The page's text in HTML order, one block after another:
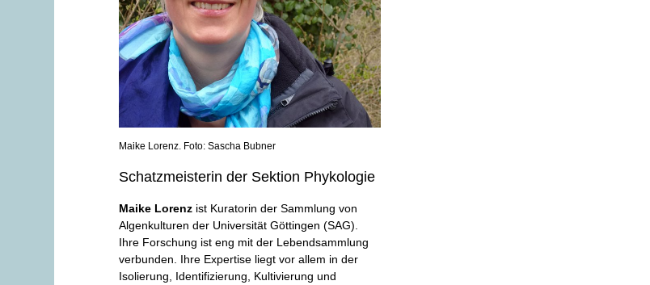
Maike Lorenz. Foto: Sascha Bubner
Schatzmeisterin der Sektion Phykologie
Maike Lorenz ist Kuratorin der Sammlung von
Algenkulturen der Universität Göttingen (SAG).
Ihre Forschung ist eng mit der Lebendsammlung
verbunden. Ihre Expertise liegt vor allem in der
Isolierung, Identifizierung, Kultivierung und